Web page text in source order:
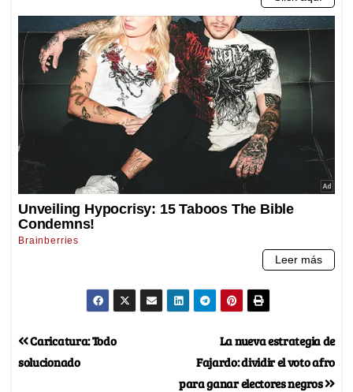
La nueva estrategia de
Fajardo: dividir el voto afro
para ganar electores negros
Caricatura: Todo
solucionado